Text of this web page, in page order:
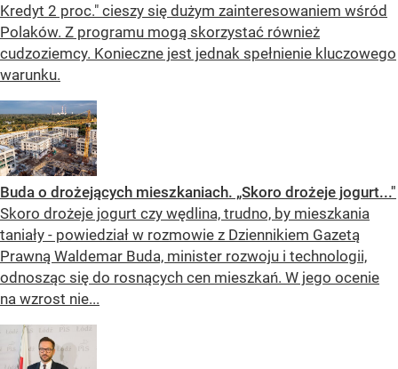
Kredyt 2 proc." cieszy się dużym zainteresowaniem wśród
Polaków. Z programu mogą skorzystać również
cudzoziemcy. Konieczne jest jednak spełnienie kluczowego
warunku.
Buda o drożejących mieszkaniach. „Skoro drożeje jogurt..."
Skoro drożeje jogurt czy wędlina, trudno, by mieszkania
taniały - powiedział w rozmowie z Dziennikiem Gazetą
Prawną Waldemar Buda, minister rozwoju i technologii,
odnosząc się do rosnących cen mieszkań. W jego ocenie
na wzrost nie...